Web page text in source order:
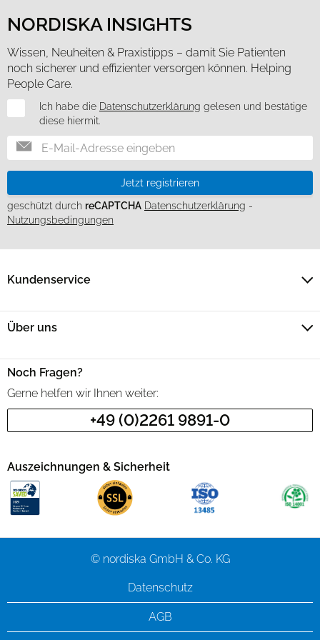
NORDISKA INSIGHTS
Wissen, Neuheiten & Praxistipps – damit Sie Patienten
noch sicherer und effizienter versorgen können. Helping
People Care.
NewsletterIch habe die Datenschutzerklärung gelesen und bestätige
diese hiermit.
Jetzt registrieren
geschützt durch reCAPTCHA Datenschutzerklärung -
Nutzungsbedingungen
Kundenservice
Noch Fragen?
Gerne helfen wir Ihnen weiter:
+49 (0)2261 9891-0
Über uns
Auszeichnungen & Sicherheit
© nordiska GmbH & Co. KG
Datenschutz
AGB